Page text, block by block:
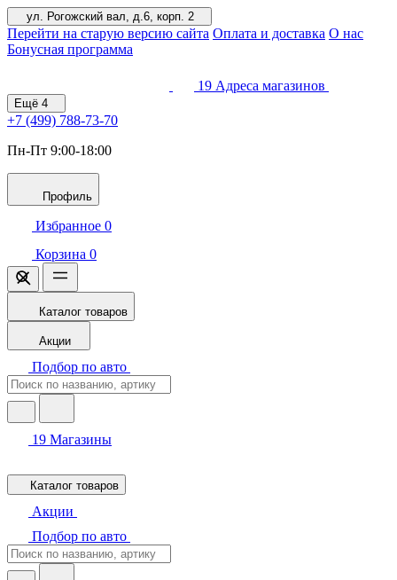
ул. Рогожский вал, д.6, корп. 2
Перейти на старую версию сайта Оплата и доставка О нас
Бонусная программа
19 Адреса магазинов
Ещё 4
+7 (499) 788-73-70
Пн-Пт 9:00-18:00
Профиль
Избранное 0
Корзина 0
Каталог товаров
Акции
Подбор по авто
19 Магазины
Каталог товаров
Акции
Подбор по авто